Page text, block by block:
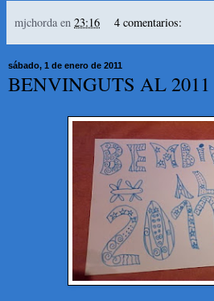
mjchorda en 23:16 4 comentarios:
sábado, 1 de enero de 2011
BENVINGUTS AL 2011